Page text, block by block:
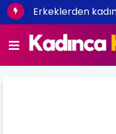
Erkeklerden